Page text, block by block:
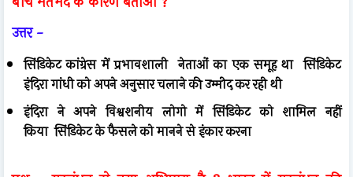
उत्तर -
सिंडिकेट कांग्रेस में प्रभावशाली नेताओं का एक समूह थासिंडिकेट
इंदिरा गांधी को अपने अनुसार चलाने की उम्मीद कर रही थी
इंदिरा ने अपने विश्वशनीय लोगो में सिंडिकेट को शामिल नहीं
कियासिंडिकेट के फैसले को मानने से इंकार करना